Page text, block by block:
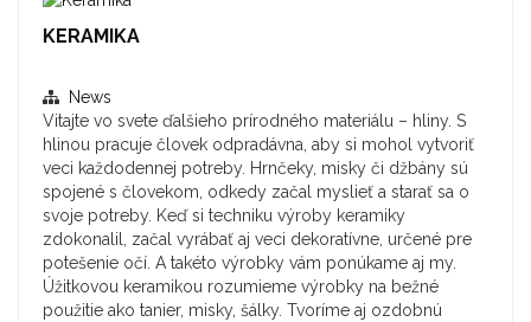
KERAMIKA
News
Vitajte vo svete ďalšieho prírodného materiálu – hliny. S
hlinou pracuje človek odpradávna, aby si mohol vytvoriť
veci každodennej potreby. Hrnčeky, misky či džbány sú
spojené s človekom, odkedy začal myslieť a starať sa o
svoje potreby. Keď si techniku výroby keramiky
zdokonalil, začal vyrábať aj veci dekoratívne, určené pre
potešenie očí. A takéto výrobky vám ponúkame aj my.
Úžitkovou keramikou rozumieme výrobky na bežné
použitie ako tanier, misky, šálky. Tvoríme aj ozdobnú